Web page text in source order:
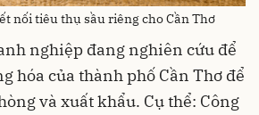
nối tiêu thụ sầu riêng cho Cần Thơ
nghiệp đang nghiên cứu để
hóa của thành phố Cần Thơ để
và xuất khẩu. Cụ thể: Công